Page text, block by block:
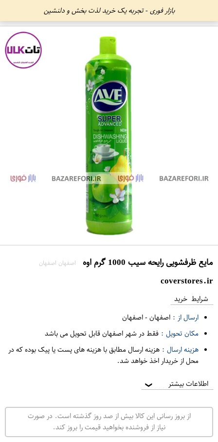
بازار فوری - تجربه یک خرید لذت بخش و دلنشین
مایع ظرفشویی رایحه سیب 1000 گرم اوه اصفهان اصفهان
coverstores.ir
شرایط خرید
ارسال از : اصفهان-اصفهان
مکان تحویل : فقط در شهر اصفهان قابل تحویل می باشد
هزینه ارسال : هزینه ارسال مطابق با هزینه های پست یا پیک بوده که در
محل از خریدار اخذ خواهد شد.
اطلاعات بیشتر ❯
از بروز رسانی این کالا بیش از صد روز گذشته است. در صورت
نیاز از فروشنده بخواهید قیمت را بروز کند.